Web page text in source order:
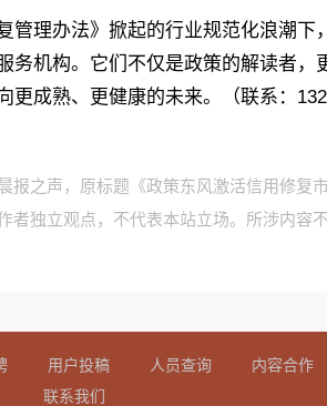
管理办法》掀起的行业规范化浪潮下
务机构。它们不仅是政策的解读者
更成熟、更健康的未来。（联系：
报之声，原标题《政策东风激活信用修复
者独立观点，不代表本站立场。所涉内容
用户投稿 人员查询
内容合作
联系我们